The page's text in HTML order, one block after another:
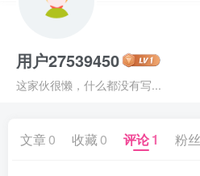
用户27539450
这家伙很懒，什么都没有写...
文章0 收藏 0 评论1 粉丝